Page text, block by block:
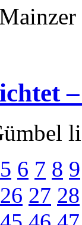
5 6 7 8 9
26 27 28